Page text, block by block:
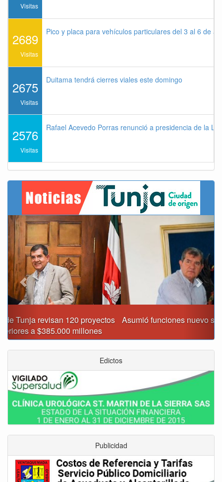
Visitas
2689
Visitas
Pico y placa para vehículos particulares del 3 al 6 de
2675
Visitas
Duitama tendrá cierres viales este domingo
2576
Visitas
Rafael Acevedo Porras renunció a presidencia de la
Asumió funciones nuevo secretario de Medio Ambiente de
Tunja
Previous Next
Edictos
Publicidad